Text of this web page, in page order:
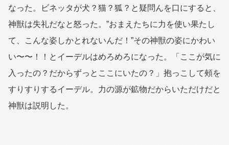
なった。ビネッタが犬？猫？狐？と疑問んを口にすると、
神獣は失礼だなと怒った。”おまえたちに力を使い果たし
て、こんな姿しかとれないんだ！”その神獣の姿にかわい
い〜〜！！とイーデルはめろめろになった。「ここが気に
入ったの？だからずっとここにいたの？」抱っこして頰を
すりすりするイーデル。力の源が鉱物だからいただけだと
神獣は説明した。